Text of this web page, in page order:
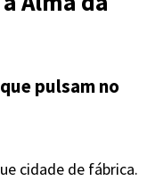
pulsam no
cidade de fábrica.